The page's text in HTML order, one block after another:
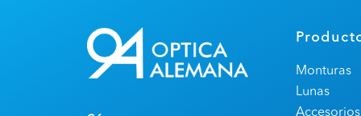
Monturas
Lunas
Accesorios